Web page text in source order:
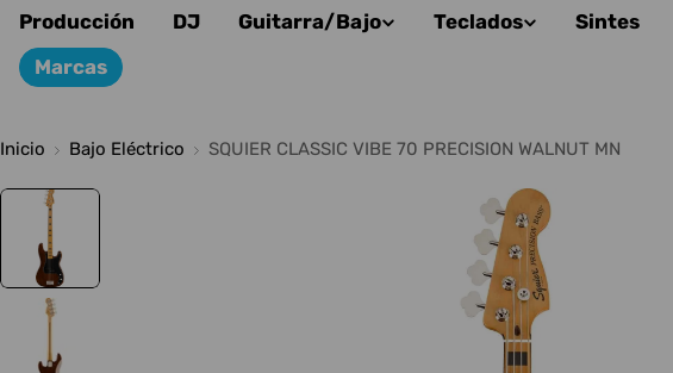
Producción DJ Guitarra/Bajo Teclados Sintes
Marcas
Inicio Bajo Eléctrico SQUIER CLASSIC VIBE 70 PRECISION WALNUT MN